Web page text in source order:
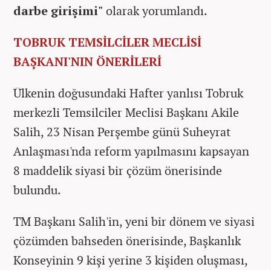
darbe girişimi" olarak yorumlandı.
TOBRUK TEMSİLCİLER MECLİSİ
BAŞKANI'NIN ÖNERİLERİ
Ülkenin doğusundaki Hafter yanlısı Tobruk
merkezli Temsilciler Meclisi Başkanı Akile
Salih, 23 Nisan Perşembe günü Suheyrat
Anlaşması'nda reform yapılmasını kapsayan
8 maddelik siyasi bir çözüm önerisinde
bulundu.
TM Başkanı Salih'in, yeni bir dönem ve siyasi
çözümden bahseden önerisinde, Başkanlık
Konseyinin 9 kişi yerine 3 kişiden oluşması,